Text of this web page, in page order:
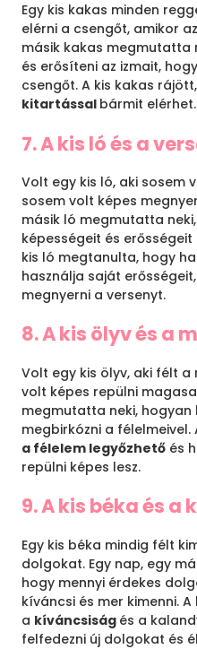
Egy kis kakas minden
elérni a csengőt, amikor
másik kakas megmutatta
és erősíteni az izmait,
csengőt. A kis kakas
kitartással bármit elérhet.
7. A kis ló és a
Volt egy kis ló, aki sosem
sosem volt képes
másik ló megmutatta
képességeit és
kis ló megtanulta, hogy ha
használja saját
megnyerni a versenyt.
8. A kis ölyv és a
Volt egy kis ölyv, aki félt
volt képes repülni
megmutatta neki, hogyan
megbirkózni a
a félelem legyőzhető és
repülni képes lesz.
9. A kis béka és
Egy kis béka mindig félt
dolgokat. Egy nap, egy
hogy mennyi érdekes
kíváncsi és mer kimenni.
a kíváncsiság és a
felfedezni új dolgokat és